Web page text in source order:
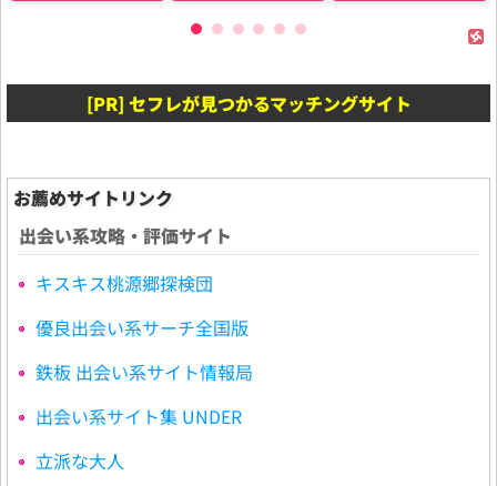
を禁...
[PR] セフレが見つかるマッチングサイト
お薦めサイトリンク
出会い系攻略・評価サイト
キスキス桃源郷探検団
優良出会い系サーチ全国版
鉄板 出会い系サイト情報局
出会い系サイト集 UNDER
立派な大人